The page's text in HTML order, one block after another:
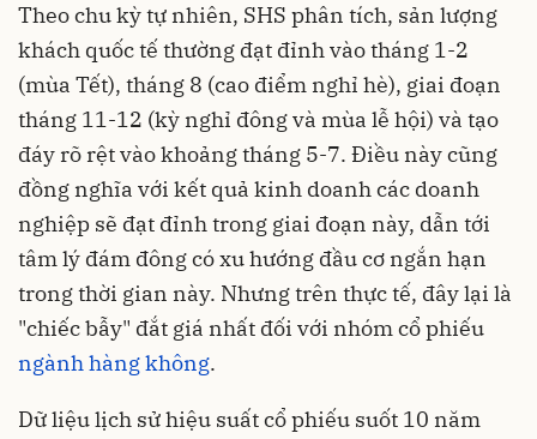
Theo chu kỳ tự nhiên, SHS phân tích, sản lượng
khách quốc tế thường đạt đỉnh vào tháng 1-2
(mùa Tết), tháng 8 (cao điểm nghỉ hè), giai đoạn
tháng 11-12 (kỳ nghỉ đông và mùa lễ hội) và tạo
đáy rõ rệt vào khoảng tháng 5-7. Điều này cũng
đồng nghĩa với kết quả kinh doanh các doanh
nghiệp sẽ đạt đỉnh trong giai đoạn này, dẫn tới
tâm lý đám đông có xu hướng đầu cơ ngắn hạn
trong thời gian này. Nhưng trên thực tế, đây lại là
"chiếc bẫy" đắt giá nhất đối với nhóm cổ phiếu
ngành hàng không.
Dữ liệu lịch sử hiệu suất cổ phiếu suốt 10 năm